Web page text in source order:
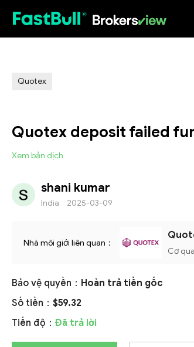
Quotex
Quotex deposit failed
Xem bản dịch
shani kumar
India 2025-03-09
Nhà môi giới liên quan：
Cơ
Bảo vệ quyền： Hoàn trả tiền gốc
Số tiền： $59.32
Tiến độ： Đã trả lời